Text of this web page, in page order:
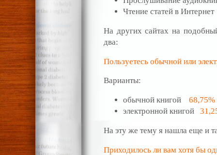
Чтение статей в
На других сайтах на
два:
Пользуетесь обычной или
Варианты:
обычной книгой 68,75%
электронной книгой
На эту же тему я нашла еще и
Приходилось ли вам хотя бы